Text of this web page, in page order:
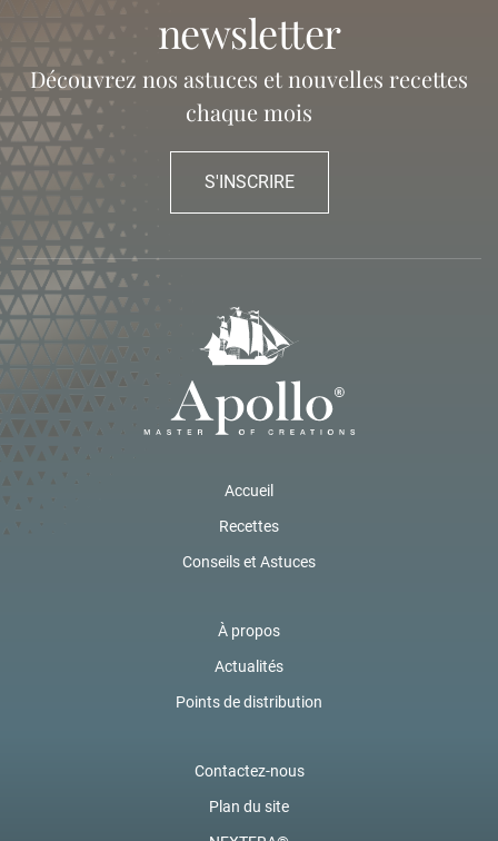
newsletter
Découvrez nos astuces et nouvelles recettes
chaque mois
S'INSCRIRE
Accueil
Recettes
Conseils et Astuces
À propos
Actualités
Points de distribution
Contactez-nous
Plan du site